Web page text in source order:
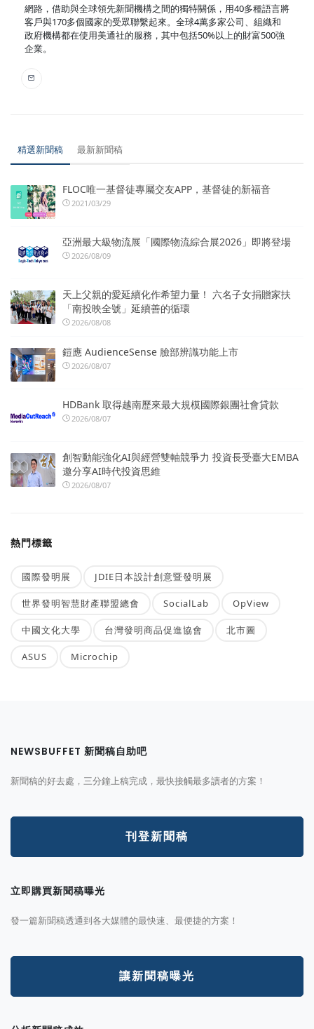
網路，借助與全球領先新聞機構之間的獨特關係，用40多種語言將
客戶與170多個國家的受眾聯繫起來。全球4萬多家公司、組織和
政府機構都在使用美通社的服務，其中包括50%以上的財富500強
企業。
精選新聞稿 最新新聞稿
FLOC唯一基督徒專屬交友APP，基督徒的新福音
2021/03/29
亞洲最大級物流展「國際物流綜合展2026」即將登場
2026/08/09
天上父親的愛延續化作希望力量！ 六名子女捐贈家扶
「南投映全號」延續善的循環
2026/08/08
鎧應 AudienceSense 臉部辨識功能上市
2026/08/07
HDBank 取得越南歷來最大規模國際銀團社會貸款
2026/08/07
創智動能強化AI與經營雙軸競爭力 投資長受臺大EMBA
邀分享AI時代投資思維
2026/08/07
熱門標籤
國際發明展 JDIE日本設計創意暨發明展
世界發明智慧財產聯盟總會 SocialLab OpView
中國文化大學 台灣發明商品促進協會 北市圖
ASUS Microchip
NEWSBUFFET 新聞稿自助吧
新聞稿的好去處，三分鐘上稿完成，最快接觸最多讀者的方案！
刊登新聞稿
立即購買新聞稿曝光
發一篇新聞稿透通到各大媒體的最快速、最便捷的方案！
讓新聞稿曝光